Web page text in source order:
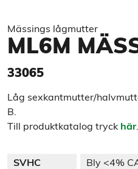
Mässings lågmutter
ML6M
33065
Låg sexkantmutter/
B.
Till produktkatalog tryck här.
SVHC Bly <4%